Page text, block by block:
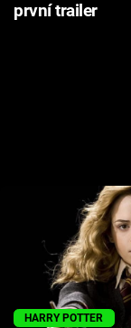
první trailer
HARRY POTTER